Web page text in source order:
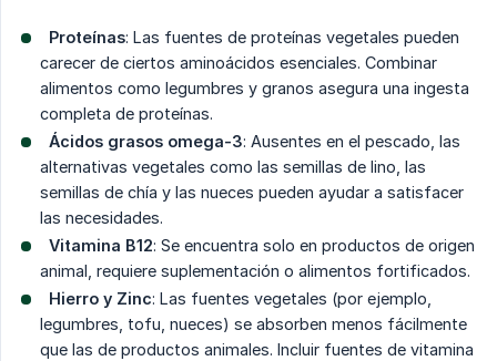
Proteínas: Las fuentes de proteínas vegetales pueden
carecer de ciertos aminoácidos esenciales. Combinar
alimentos como legumbres y granos asegura una ingesta
completa de proteínas.
Ácidos grasos omega-3: Ausentes en el pescado, las
alternativas vegetales como las semillas de lino, las
semillas de chía y las nueces pueden ayudar a satisfacer
las necesidades.
Vitamina B12: Se encuentra solo en productos de origen
animal, requiere suplementación o alimentos fortificados.
Hierro y Zinc: Las fuentes vegetales (por ejemplo,
legumbres, tofu, nueces) se absorben menos fácilmente
que las de productos animales. Incluir fuentes de vitamina